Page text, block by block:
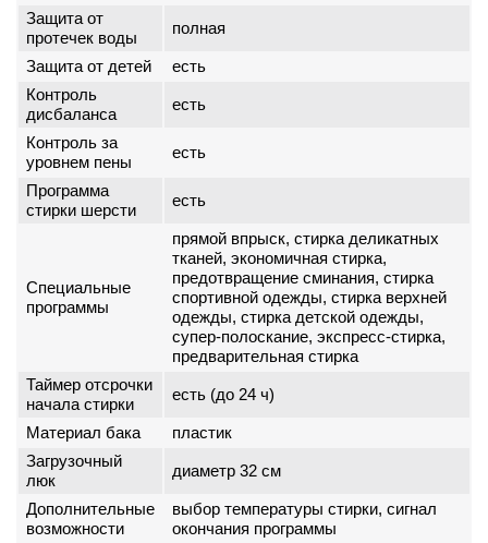
Защита от
протечек воды
полная
Защита от детей
есть
Контроль
дисбаланса
есть
Контроль за
уровнем пены
есть
Программа
стирки шерсти
есть
Специальные
программы
прямой впрыск, стирка деликатных
тканей, экономичная стирка,
предотвращение сминания, стирка
спортивной одежды, стирка верхней
одежды, стирка детской одежды,
супер-полоскание, экспресс-стирка,
предварительная стирка
Таймер отсрочки
начала стирки
есть (до 24 ч)
Материал бака
пластик
Загрузочный
люк
диаметр 32 см
Дополнительные
возможности
выбор температуры стирки, сигнал
окончания программы